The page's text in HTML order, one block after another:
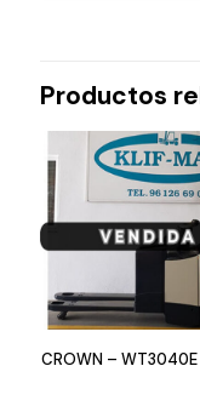
Productos
CROWN – WT3040E